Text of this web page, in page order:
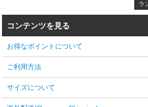
ラ
コンテンツを見る
お得なポイントについて
ご利用方法
サイズについて